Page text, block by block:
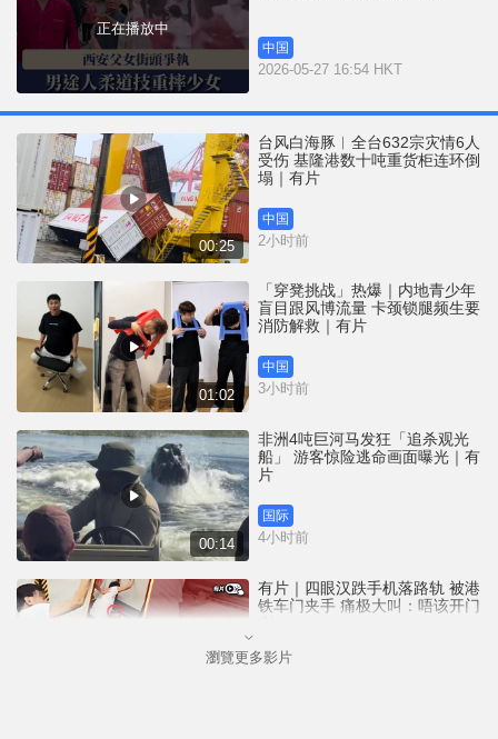
正在播放中
中国
2026-05-27 16:54 HKT
00:25
台风白海豚︱全台632宗灾情6人
受伤 基隆港数十吨重货柜连环倒
塌｜有片
中国
2小时前
01:02
「穿凳挑战」热爆｜内地青少年
盲目跟风博流量 卡颈锁腿频生要
消防解救｜有片
中国
3小时前
00:14
非洲4吨巨河马发狂「追杀观光
船」 游客惊险逃命画面曝光｜有
片
国际
4小时前
有片｜四眼汉跌手机落路轨 被港
铁车门夹手 痛极大叫：唔该开门
港闻
瀏覽更多影片